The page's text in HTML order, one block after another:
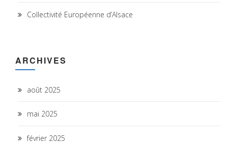
Collectivité Européenne d’Alsace
ARCHIVES
août 2025
mai 2025
février 2025